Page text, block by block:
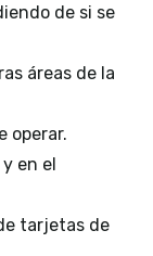
de si se
áreas de la
operar.
en el
tarjetas de